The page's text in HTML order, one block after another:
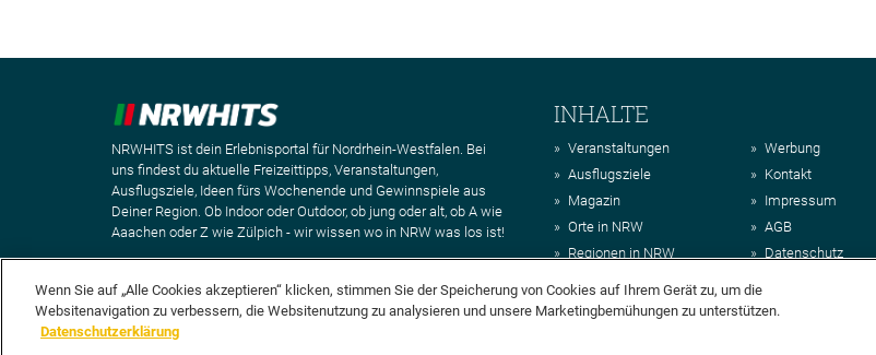
NRWHITS ist dein Erlebnisportal für Nordrhein-Westfalen. Bei
uns findest du aktuelle Freizeittipps, Veranstaltungen,
Ausflugsziele, Ideen fürs Wochenende und Gewinnspiele aus
Deiner Region. Ob Indoor oder Outdoor, ob jung oder alt, ob A wie
Aaachen oder Z wie Zülpich - wir wissen wo in NRW was los ist!
INHALTE
Veranstaltungen
Ausflugsziele
Magazin
Orte in NRW
Regionen in NRW
Werbung
Kontakt
Impressum
AGB
Datenschutz
Wenn Sie auf „Alle Cookies akzeptieren“ klicken, stimmen Sie der Speicherung von Cookies auf Ihrem Gerät zu, um die
Websitenavigation zu verbessern, die Websitenutzung zu analysieren und unsere Marketingbemühungen zu unterstützen.
Datenschutzerklärung